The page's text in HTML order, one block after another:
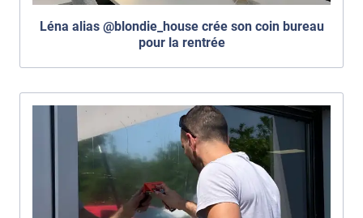
Léna alias @blondie_house crée son coin bureau
pour la rentrée